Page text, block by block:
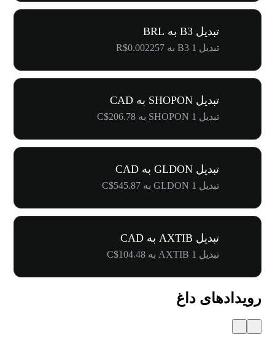
تبدیل B3 به BRL
تبدیل 1 B3 به R$0.002257
تبدیل SHOPON به CAD
تبدیل 1 SHOPON به C$206.78
تبدیل GLDON به CAD
تبدیل 1 GLDON به C$545.87
تبدیل AXTIB به CAD
تبدیل 1 AXTIB به C$104.48
رویدادهای داغ